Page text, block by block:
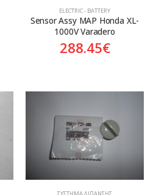
ELECTRIC - BATTERY
Sensor Assy MAP Honda XL-
1000V Varadero
288.45€